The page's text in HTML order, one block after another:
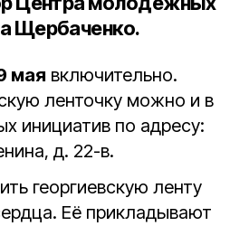
Щербаченко.
мая включительно.
ленточку можно и в
инициатив по адресу:
д. 22-в.
георгиевскую ленту
Её прикладывают